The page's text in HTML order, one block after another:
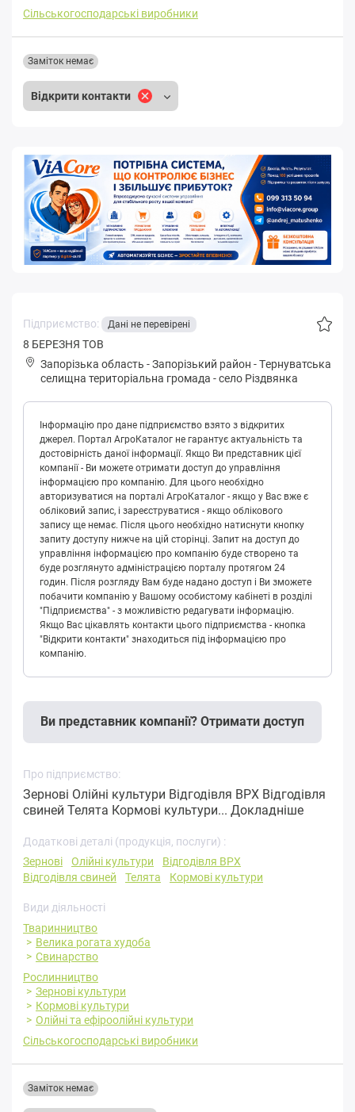
Сільськогосподарські виробники
Відкрити контакти
Заміток немає
Підприємство: Дані не перевірені
8 БЕРЕЗНЯ ТОВ
Запорізька область -Запорізький район -Тepнувaтськa
селищна територіальна громада -село Різдвянка
Інформацію про дане підприємство взято з відкритих
джерел. Портал АгроКаталог не гарантує актуальність та
достовірність даної інформації. Якщо Ви представник цієї
компанії - Ви можете отримати доступ до управління
інформацією про компанію. Для цього необхідно
авторизуватися на порталі АгроКаталог - якщо у Вас вже є
обліковий запис, і зареєструватися - якщо облікового
запису ще немає. Після цього необхідно натиснути кнопку
запиту доступу нижче на цій сторінці. Запит на доступ до
управління інформацією про компанію буде створено та
буде розглянуто адміністрацією порталу протягом 24
годин. Після розгляду Вам буде надано доступ і Ви зможете
побачити компанію у Вашому особистому кабінеті в розділі
"Підприємства" - з можливістю редагувати інформацію.
Якщо Вас цікавлять контакти цього підприємства - кнопка
"Відкрити контакти" знаходиться під інформацією про
компанію.
Ви представник компанії? Отримати доступ
Про підприємство:
Зернові Олійні культури Відгодівля ВРХ Відгодівля
свиней Телята Кормові культури... Докладніше
Додаткові деталі (продукція, послуги) :
Зернові
Олійні культури
Відгодівля ВРХ
Відгодівля свиней
Телята Кормові культури
Види діяльності
Тваринництво
Велика рогата худоба
Свинарство
Рослинництво
Зернові культури
Кормові культури
Олійні та ефіроолійні культури
Сільськогосподарські виробники
Заміток немає